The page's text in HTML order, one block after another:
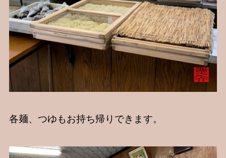
各麺、つゆもお持ち帰りできます。